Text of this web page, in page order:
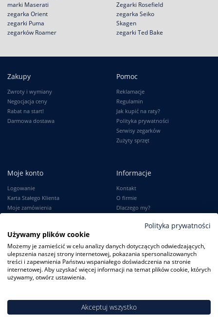
marki Maserati
zegarka Orient
zegarki Puma
zegarków Roamer
Zegarki Rosefield
zegarka Seiko
Skagen
zegarki Ted Bake
Zakupy
Zwroty i wymiany
Negocjacja ceny
Rabat na start!
Darmowa dostawa
Pomoc
Reklamacje
Regulamin
Jak kupić na raty?
Polityka prywatności
Serwisy zegarków
Zużyty sprzęt
Moje konto
Logowanie
Karta Stałego Klienta
Moje zamówienia
Informacje
Kontakt
O firmie
Dlaczego my?
ZegarkiCentrum.pl
Polityka prywatności
Używamy plików cookie
Możemy je zamieścić w celu analizy danych dotyczących odwiedzających,
ulepszenia naszej strony internetowej, pokazania spersonalizowanych
treści i zapewnienia Państwu wspaniałego doświadczenia na stronie
internetowej. Aby uzyskać więcej informacji na temat plików cookie, których
używamy, otwórz ustawienia.
Akceptuj wszystko